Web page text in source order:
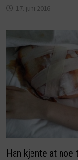
17. juni 2016
Han kjente at noe